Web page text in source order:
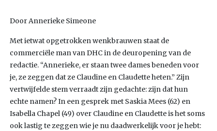
Door Annerieke Simeone
Met ietwat opgetrokken wenkbrauwen staat de
commerciële man van DHC in de deuropening van de
redactie. “Annerieke, er staan twee dames beneden voor
je, ze zeggen dat ze Claudine en Claudette heten.” Zijn
vertwijfelde stem verraadt zijn gedachte: zijn dat hun
echte namen? In een gesprek met Saskia Mees (62) en
Isabella Chapel (49) over Claudine en Claudette is het soms
ook lastig te zeggen wie je nu daadwerkelijk voor je hebt: